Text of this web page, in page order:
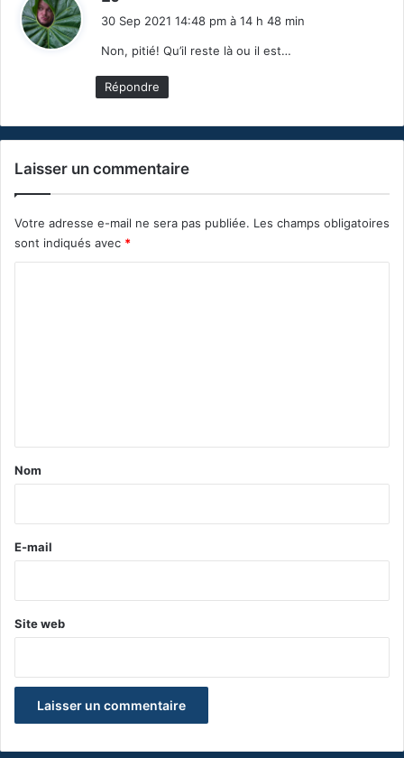
:
30 Sep 2021 14:48 pm à 14 h 48 min
Non, pitié! Qu’il reste là ou il est…
Répondre
Laisser un commentaire
Votre adresse e-mail ne sera pas publiée. Les champs obligatoires
sont indiqués avec *
a
e
Nom
E-mail
Site web